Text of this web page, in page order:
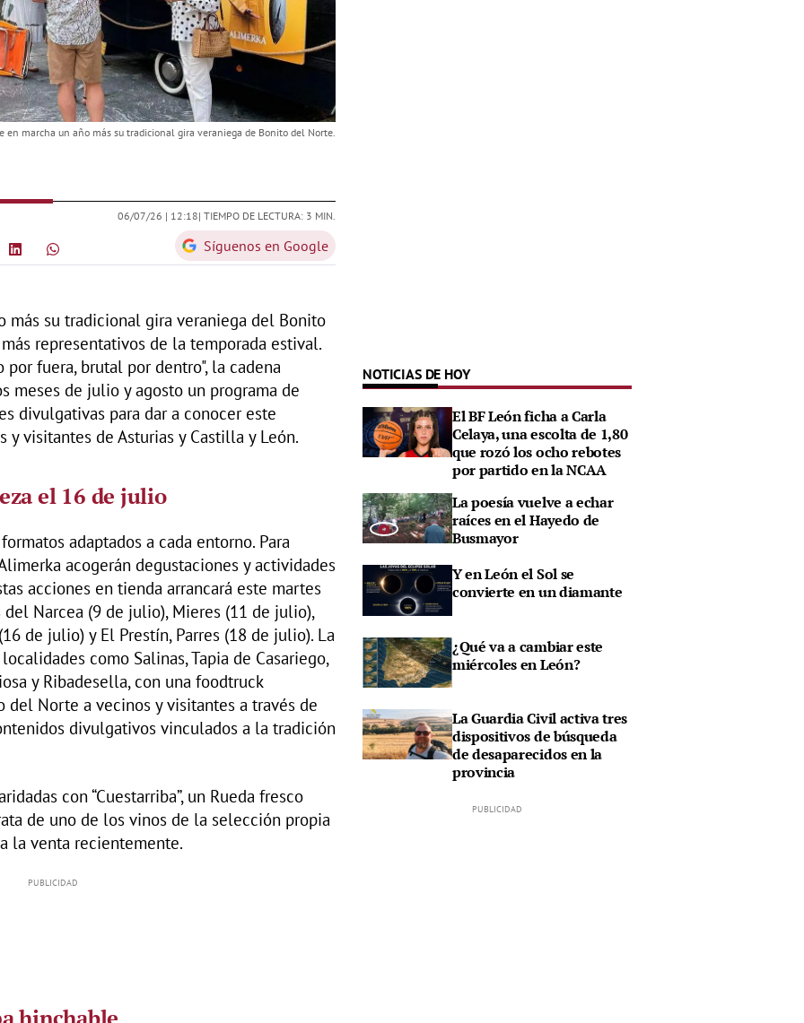
en marcha un año más su tradicional gira veraniega de Bonito del Norte.
06/07/26 | 12:18| TIEMPO DE LECTURA: 3 MIN.
Síguenos en Google
más su tradicional gira veraniega del Bonito
representativos de la temporada estival.
fuera, brutal por dentro", la cadena
meses de julio y agosto un programa de
divulgativas para dar a conocer este
y visitantes de Asturias y Castilla y León.
el 16 de julio
adaptados a cada entorno. Para
acogerán degustaciones y actividades
acciones en tienda arrancará este martes
del Narcea (9 de julio), Mieres (11 de julio),
de julio) y El Prestín, Parres (18 de julio). La
como Salinas, Tapia de Casariego,
y Ribadesella, con una foodtruck
Norte a vecinos y visitantes a través de
divulgativos vinculados a la tradición
con “Cuestarriba”, un Rueda fresco
de uno de los vinos de la selección propia
la venta recientemente.
NOTICIAS DE HOY
El BF León ficha a Carla
Celaya, una escolta de 1,80
que rozó los ocho rebotes
por partido en la NCAA
La poesía vuelve a echar
raíces en el Hayedo de
Busmayor
Y en León el Sol se
convierte en un diamante
¿Qué va a cambiar este
miércoles en León?
La Guardia Civil activa tres
dispositivos de búsqueda
de desaparecidos en la
provincia